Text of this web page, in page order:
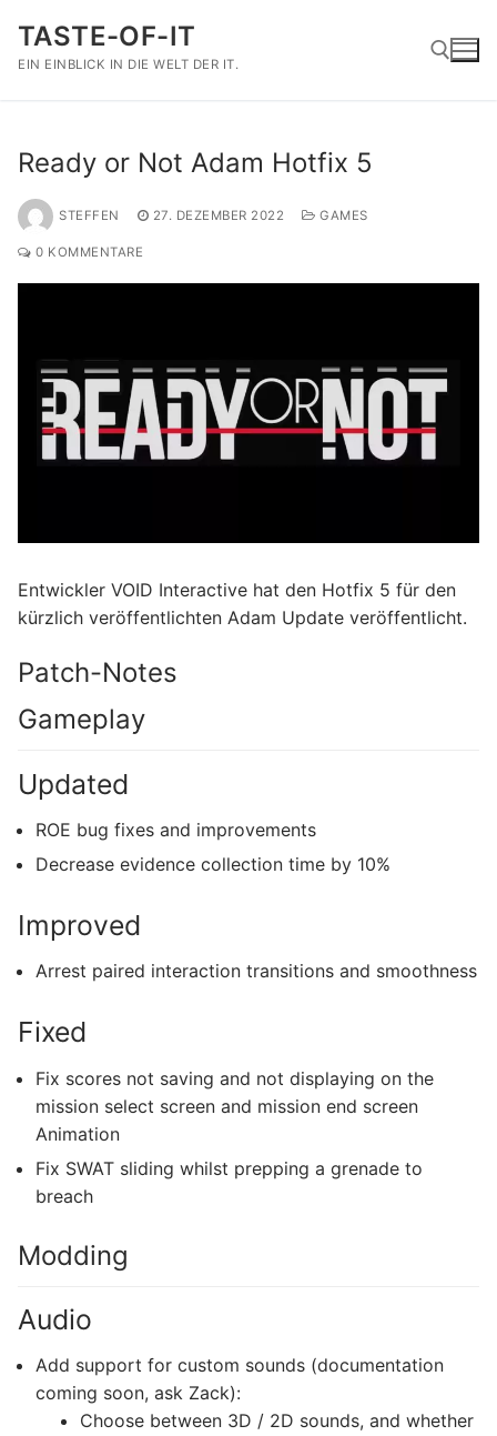
Inhalt
springen
TASTE-OF-IT
EIN EINBLICK IN DIE WELT DER IT.
Ready or Not Adam Hotfix 5
STEFFEN 27. DEZEMBER 2022 GAMES
0 KOMMENTARE
Entwickler VOID Interactive hat den Hotfix 5 für den
kürzlich veröffentlichten Adam Update veröffentlicht.
Patch-Notes
Gameplay
Updated
ROE bug fixes and improvements
Decrease evidence collection time by 10%
Improved
Arrest paired interaction transitions and smoothness
Fixed
Fix scores not saving and not displaying on the
mission select screen and mission end screen
Animation
Fix SWAT sliding whilst prepping a grenade to
breach
Modding
Audio
Add support for custom sounds (documentation
coming soon, ask Zack):
Choose between 3D / 2D sounds, and whether